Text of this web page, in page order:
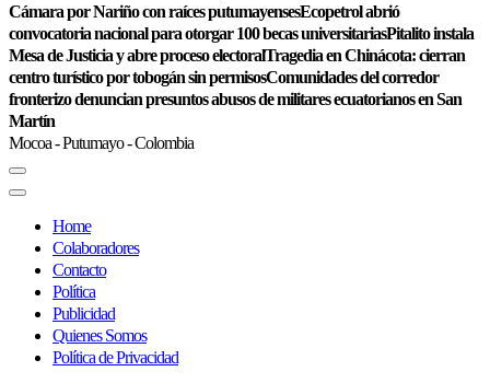
Cámara por Nariño con raíces putumayensesEcopetrol abrió
convocatoria nacional para otorgar 100 becas universitariasPitalito instala
Mesa de Justicia y abre proceso electoralTragedia en Chinácota: cierran
centro turístico por tobogán sin permisosComunidades del corredor
fronterizo denuncian presuntos abusos de militares ecuatorianos en San
Martín
Mocoa - Putumayo - Colombia
Home
Colaboradores
Contacto
Política
Publicidad
Quienes Somos
Política de Privacidad